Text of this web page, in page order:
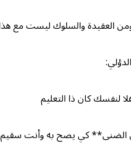
العقيدة والسلوك ليست مع
لنفسك كان ذا التعليم
الضنى** كي يصح به وأنت سقيم